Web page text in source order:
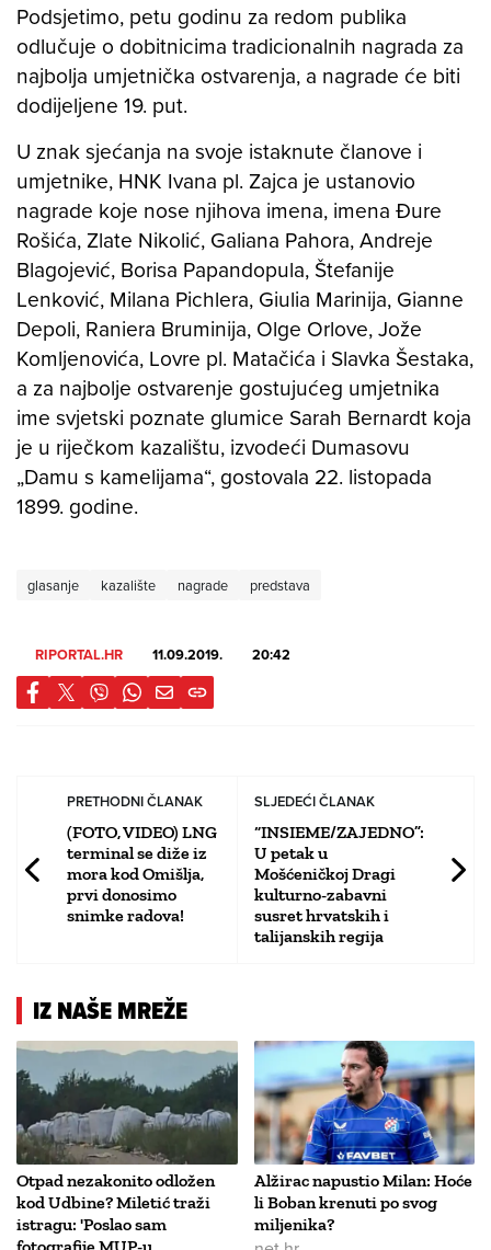
Podsjetimo, petu godinu za redom publika
odlučuje o dobitnicima tradicionalnih nagrada za
najbolja umjetnička ostvarenja, a nagrade će biti
dodijeljene 19. put.
U znak sjećanja na svoje istaknute članove i
umjetnike, HNK Ivana pl. Zajca je ustanovio
nagrade koje nose njihova imena, imena Đure
Rošića, Zlate Nikolić, Galiana Pahora, Andreje
Blagojević, Borisa Papandopula, Štefanije
Lenković, Milana Pichlera, Giulia Marinija, Gianne
Depoli, Raniera Bruminija, Olge Orlove, Jože
Komljenovića, Lovre pl. Matačića i Slavka Šestaka,
a za najbolje ostvarenje gostujućeg umjetnika
ime svjetski poznate glumice Sarah Bernardt koja
je u riječkom kazalištu, izvodeći Dumasovu
„Damu s kamelijama“, gostovala 22. listopada
1899. godine.
glasanje kazalište nagrade predstava
RIPORTAL.HR 11.09.2019. 20:42
PRETHODNI ČLANAK
(FOTO, VIDEO) LNG
terminal se diže iz
mora kod Omišlja,
prvi donosimo
snimke radova!
SLJEDEĆI ČLANAK
“INSIEME/ZAJEDNO”:
U petak u
Mošćeničkoj Dragi
kulturno-zabavni
susret hrvatskih i
talijanskih regija
IZ NAŠE MREŽE
Otpad nezakonito odložen
kod Udbine? Miletić traži
istragu: 'Poslao sam
Alžirac napustio Milan: Hoće
li Boban krenuti po svog
miljenika?